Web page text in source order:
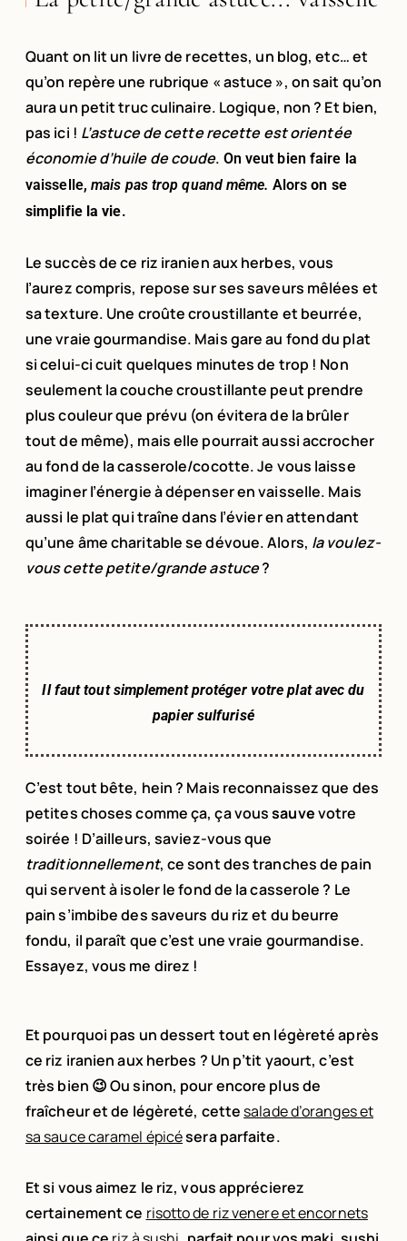
Quant on lit un livre de recettes, un blog, etc… et
qu’on repère une rubrique « astuce », on sait qu’on
aura un petit truc culinaire. Logique, non ? Et bien,
pas ici ! L’astuce de cette recette est orientée
économie d’huile de coude. On veut bien faire la
vaisselle,mais pas trop quand même. Alorson se
simplifie la vie.
Le succès de ce riz iranien aux herbes, vous
l’aurez compris, repose sur ses saveurs mêlées et
sa texture. Une croûte croustillante et beurrée,
une vraie gourmandise. Mais gare au fond du plat
si celui-ci cuit quelques minutes de trop ! Non
seulement la couche croustillante peut prendre
plus couleur que prévu (on évitera de la brûler
tout de même), mais elle pourrait aussi accrocher
au fond de la casserole/cocotte. Je vous laisse
imaginer l’énergie à dépenser en vaisselle. Mais
aussi le plat qui traîne dans l’évier en attendant
qu’une âme charitable se dévoue. Alors, la voulez-
vous cette petite/grande astuce?
Il faut tout simplement protéger votre plat avec du
papier sulfurisé
C’est tout bête, hein ? Mais reconnaissez que des
petites choses comme ça, ça voussauvevotre
soirée ! D’ailleurs, saviez-vous que
traditionnellement, ce sont des tranches de pain
qui servent à isoler le fond de la casserole ? Le
pain s’imbibe des saveurs du riz et du beurre
fondu, il paraît que c’est une vraie gourmandise.
Essayez, vous me direz !
Et pourquoi pas un dessert tout en légèreté après
ce riz iranien aux herbes ? Un p’tit yaourt, c’est
très bien 😉 Ou sinon, pour encore plus de
fraîcheur et de légèreté, cette salade d’oranges et
sa sauce caramel épicésera parfaite.
Et si vous aimez le riz, vous apprécierez
certainementce risotto de riz venere et encornets